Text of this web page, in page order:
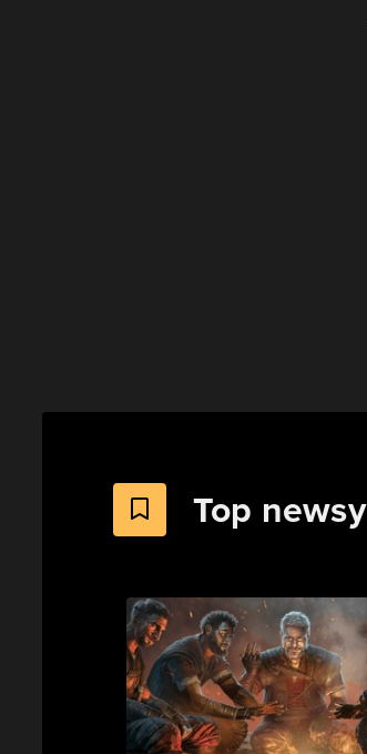
Top newsy